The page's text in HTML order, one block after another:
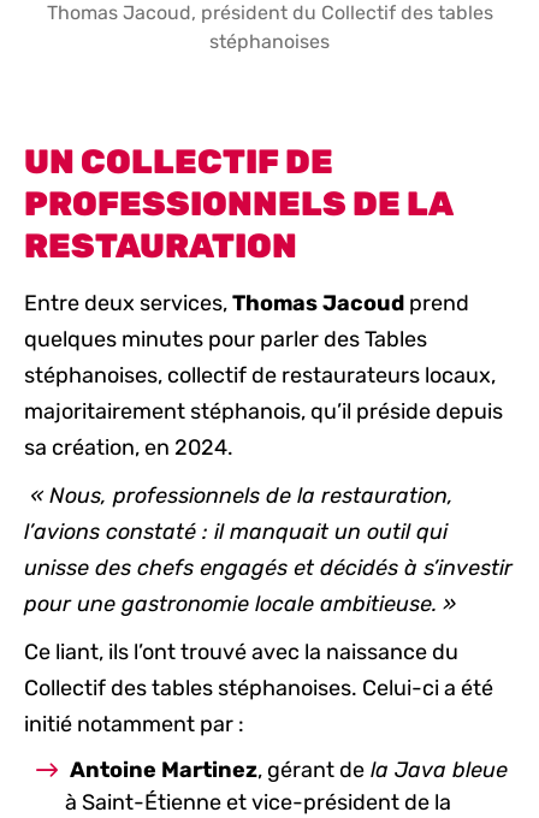
Thomas Jacoud, président du Collectif des tables
stéphanoises
UN COLLECTIF DE
PROFESSIONNELS DE LA
RESTAURATION
Entre deux services,Thomas Jacoud prend
quelques minutes pour parler des Tables
stéphanoises, collectif de restaurateurs locaux,
majoritairement stéphanois, qu’il préside depuis
sa création, en 2024.
« Nous, professionnels de la restauration,
l’avions constaté : il manquait un outil qui
unisse des chefs engagés et décidés à s’investir
pour une gastronomie locale ambitieuse. »
Ce liant, ils l’ont trouvé avec la naissance du
Collectif des tables stéphanoises. Celui-ci a été
initié notamment par :
Antoine Martinez, gérant de la Java bleue
à Saint-Étienne et vice-président de la